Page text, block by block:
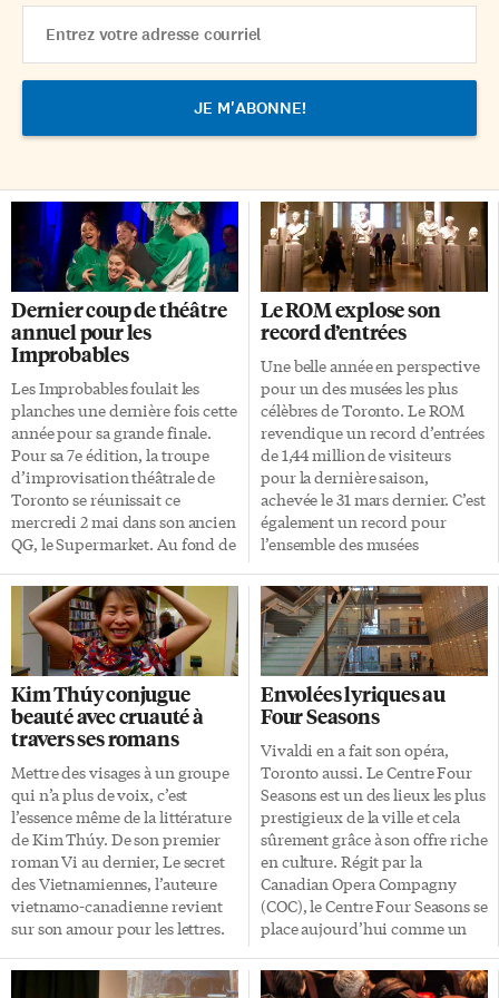
Address
Dernier coup de théâtre
annuel pour les
Improbables
Les Improbables foulait les
planches une dernière fois cette
année pour sa grande finale.
Pour sa 7e édition, la troupe
d’improvisation théâtrale de
Toronto se réunissait ce
mercredi 2 mai dans son ancien
QG, le Supermarket. Au fond de
salle n’a pas tardé à se remplir.
Le public était au rendez-vous
une dernière fois, pour voir les
deux équipes restantes disputer
la coupe. Cette année, c’était les
Bleus contre les Verts. Dans une
ambiance rondement
orchestrée par DJ Flamingo, la
soirée était placée sous le signe
du rire et de la bonne humeur.
Un […]
Le ROM explose son
record d’entrées
Une belle année en perspective
pour un des musées les plus
célèbres de Toronto. Le ROM
revendique un record d’entrées
de 1,44 million de visiteurs
pour la dernière saison,
achevée le 31 mars dernier. C’est
également un record pour
l’ensemble des musées
ROM fait partie des dix musées
les plus visités d’Amérique du
Nord. Une programmation
travaillée «Cette fréquentation
record démontre que le public
s’intéresse à nos expositions
originales, nos collections et
nos travaux de recherche», a
commenté Josh Basseches, le
directeur général du musée.
«Le ROM joue non seulement
un rôle important en
préservant l’une des […]
Kim Thúy conjugue
beauté avec cruauté à
travers ses romans
Mettre des visages à un groupe
qui n’a plus de voix, c’est
l’essence même de la littérature
de Kim Thúy. De son premier
roman Vi au dernier, Le secret
des Vietnamiennes, l’auteure
vietnamo-canadienne revient
sur son amour pour les lettres.
comme une masse on ne s’en
Envolées lyriques au
Four Seasons
Vivaldi en a fait son opéra,
Toronto aussi. Le Centre Four
Seasons est un des lieux les plus
prestigieux de la ville et cela
sûrement grâce à son offre riche
en culture. Régit par la
Canadian Opera Compagny
(COC), le Centre Four Seasons se
place aujourd’hui comme un
d’Amérique du Nord. Inauguré